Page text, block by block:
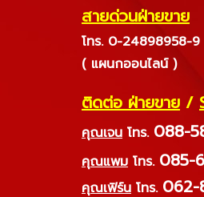
สายด่วนฝ่ายขาย
โทร. 0-24898958-9
( แผนกออนไลน์ )
ติดต่อ ฝ่ายขาย /
คุณเจน โทร. 088-
คุณแพม โทร. 085-
คุณเฟิร์น โทร. 062-